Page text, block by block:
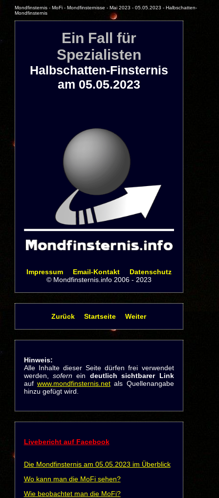
Mondfinsternis - MoFi - Mondfinsternisse - Mai 2023 - 05.05.2023 - Halbschatten-
Mondfinsternis
Ein Fall für
Spezialisten
Halbschatten-Finsternis
am 05.05.2023
Impressum Email-Kontakt
Datenschutz
© Mondfinsternis.info 2006 - 2023
Zurück Startseite Weiter
Hinweis:
Alle Inhalte dieser Seite dürfen frei verwendet
werden, sofern ein deutlich sichtbarer Link
auf www.mondfinsternis.netals Quellenangabe
hinzu gefügt wird.
Livebericht auf Facebook
Die Mondfinsternis am 05.05.2023 im Überblick
Wo kann man die MoFi sehen?
Wie beobachtet man die MoFi?